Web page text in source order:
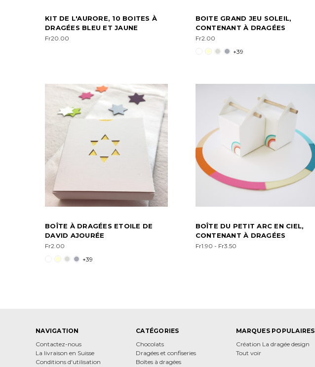
KIT DE L'AURORE, 10 BOITES À
DRAGÉES BLEU ET JAUNE
Fr20.00
BOITE GRAND JEU SOLEIL,
CONTENANT À DRAGÉES
Fr2.00
+39
BOÎTE À DRAGÉES ETOILE DE
DAVID AJOURÉE
Fr2.00
+39
BOÎTE DU PETIT ARC EN CIEL,
CONTENANT À DRAGÉES
Fr1.90 - Fr3.50
NAVIGATION
Contactez-nous
La livraison en Suisse
Conditions d'utilisation
CATÉGORIES
Chocolats
Dragées et confiseries
Boîtes à dragées
MARQUES POPULAIRES
Création La dragée design
Tout voir